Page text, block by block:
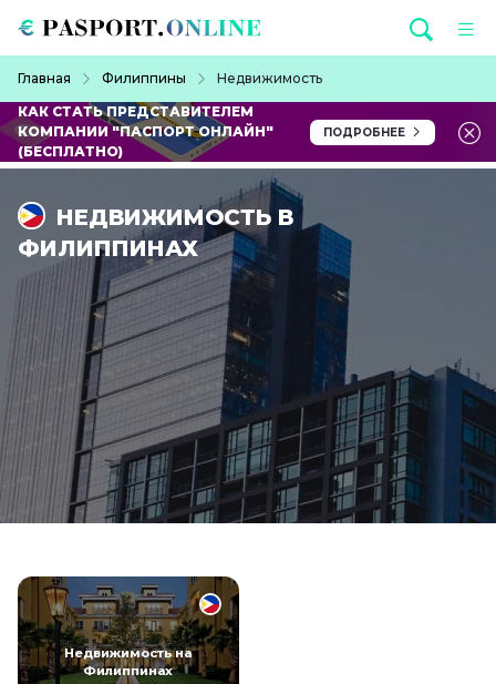
Главная Филиппины
Недвижимость
КАК СТАТЬ ПРЕДСТАВИТЕЛЕМ
КОМПАНИИ "ПАСПОРТ ОНЛАЙН"
(БЕСПЛАТНО)
ПОДРОБНЕЕ
НЕДВИЖИМОСТЬ В
ФИЛИППИНАХ
Недвижимость на
Филиппинах